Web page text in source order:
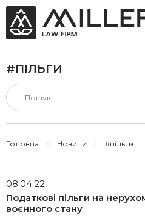
#ПІЛЬГИ
Головна > Новини > #пільги
08.04.22
Податкові пільги на
воєнного стану